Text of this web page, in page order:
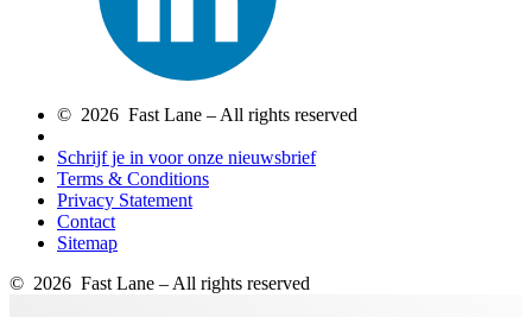
© 2026 Fast Lane – All rights reserved
Schrijf je in voor onze nieuwsbrief
Terms & Conditions
Privacy Statement
Contact
Sitemap
© 2026 Fast Lane – All rights reserved